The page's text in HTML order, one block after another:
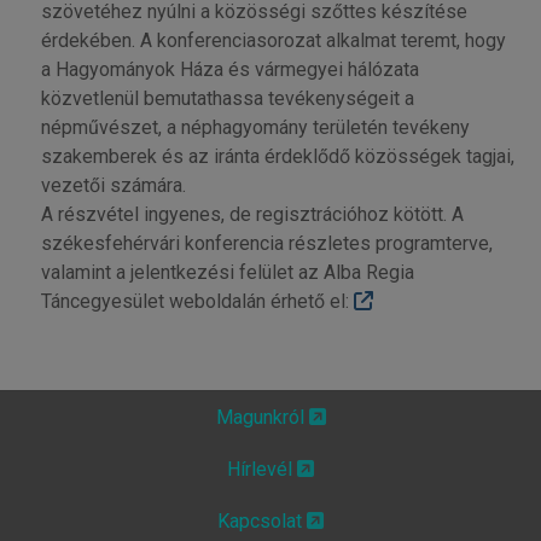
szövetéhez nyúlni a közösségi szőttes készítése
érdekében. A konferenciasorozat alkalmat teremt, hogy
a Hagyományok Háza és vármegyei hálózata
közvetlenül bemutathassa tevékenységeit a
népművészet, a néphagyomány területén tevékeny
szakemberek és az iránta érdeklődő közösségek tagjai,
vezetői számára.
A részvétel ingyenes, de regisztrációhoz kötött. A
székesfehérvári konferencia részletes programterve,
valamint a jelentkezési felület az Alba Regia
Táncegyesület weboldalán érhető el:
Magunkról
Hírlevél
Kapcsolat